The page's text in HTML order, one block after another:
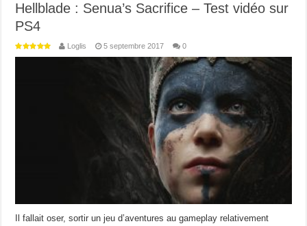
Hellblade : Senua’s Sacrifice – Test vidéo sur
PS4
Loglis 5 septembre 2017 0
Il fallait oser, sortir un jeu d’aventures au gameplay relativement